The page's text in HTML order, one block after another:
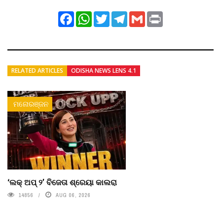
FacebookWhatsApp
TwitterTelegram
Gmail
RELATED ARTICLES ODISHA NEWS LENS 4.1
ମନୋରଞ୍ଜନ
‘ଲକ୍ ଅପ୍ ୨’ ବିଜେତା ଶ୍ରେୟା କାଲରା
14856 AUG 06, 2026